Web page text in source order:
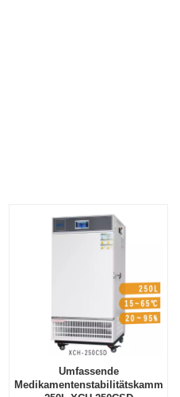
Umfassende
Medikamentenstabilitätskammer